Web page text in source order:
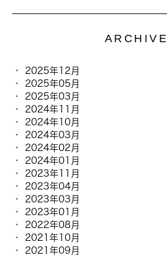
ARCHIVE
2025年12月
2025年05月
2025年03月
2024年11月
2024年10月
2024年03月
2024年02月
2024年01月
2023年11月
2023年04月
2023年03月
2023年01月
2022年08月
2021年10月
2021年09月